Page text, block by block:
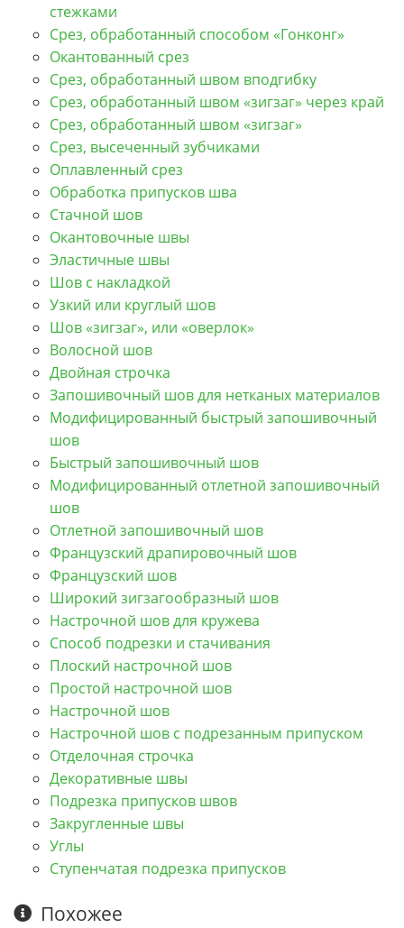
стежками
Срез, обработанный способом «Гонконг»
Окантованный срез
Срез, обработанный швом вподгибку
Срез, обработанный швом «зигзаг» через край
Срез, обработанный швом «зигзаг»
Срез, высеченный зубчиками
Оплавленный срез
Обработка припусков шва
Стачной шов
Окантовочные швы
Эластичные швы
Шов с накладкой
Узкий или круглый шов
Шов «зигзаг», или «оверлок»
Волосной шов
Двойная строчка
Запошивочный шов для нетканых материалов
Модифицированный быстрый запошивочный
шов
Быстрый запошивочный шов
Модифицированный отлетной запошивочный
шов
Отлетной запошивочный шов
Французский драпировочный шов
Французский шов
Широкий зигзагообразный шов
Настрочной шов для кружева
Способ подрезки и стачивания
Плоский настрочной шов
Простой настрочной шов
Настрочной шов
Настрочной шов с подрезанным припуском
Отделочная строчка
Декоративные швы
Подрезка припусков швов
Закругленные швы
Углы
Ступенчатая подрезка припусков
Похожее